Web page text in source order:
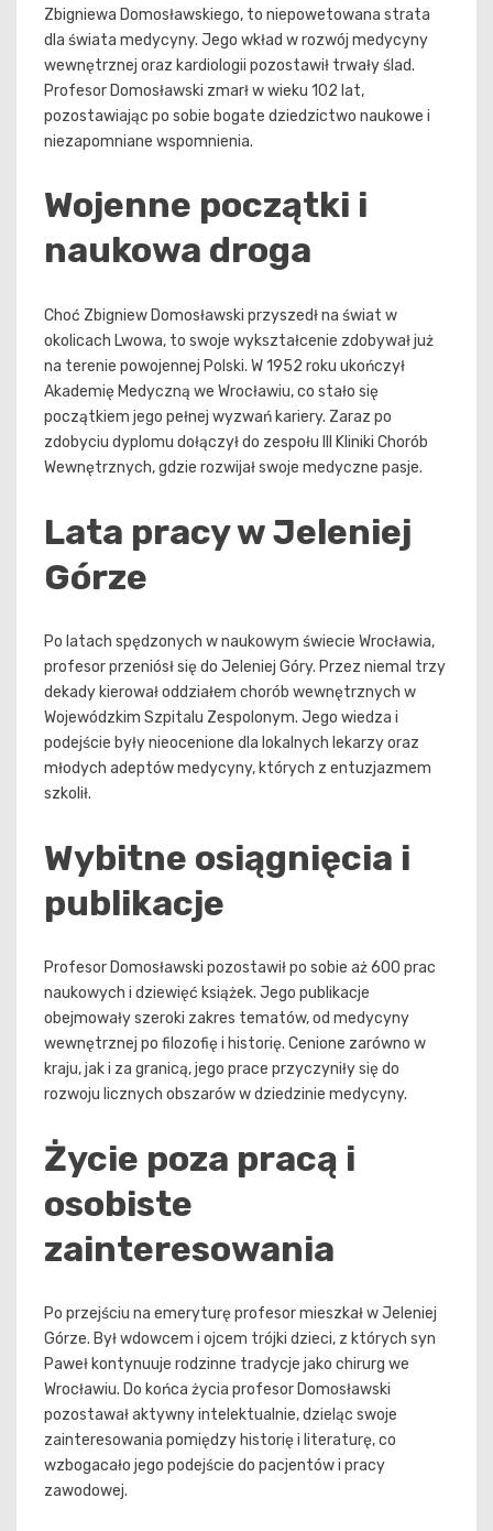
Zbigniewa Domosławskiego, to niepowetowana strata
dla świata medycyny. Jego wkład w rozwój medycyny
wewnętrznej oraz kardiologii pozostawił trwały ślad.
Profesor Domosławski zmarł w wieku 102 lat,
pozostawiając po sobie bogate dziedzictwo naukowe i
niezapomniane wspomnienia.
Wojenne początki i
naukowa droga
Choć Zbigniew Domosławski przyszedł na świat w
okolicach Lwowa, to swoje wykształcenie zdobywał już
na terenie powojennej Polski. W 1952 roku ukończył
Akademię Medyczną we Wrocławiu, co stało się
początkiem jego pełnej wyzwań kariery. Zaraz po
zdobyciu dyplomu dołączył do zespołu III Kliniki Chorób
Wewnętrznych, gdzie rozwijał swoje medyczne pasje.
Lata pracy w Jeleniej
Górze
Po latach spędzonych w naukowym świecie Wrocławia,
profesor przeniósł się do Jeleniej Góry. Przez niemal trzy
dekady kierował oddziałem chorób wewnętrznych w
Wojewódzkim Szpitalu Zespolonym. Jego wiedza i
podejście były nieocenione dla lokalnych lekarzy oraz
młodych adeptów medycyny, których z entuzjazmem
szkolił.
Wybitne osiągnięcia i
publikacje
Profesor Domosławski pozostawił po sobie aż 600 prac
naukowych i dziewięć książek. Jego publikacje
obejmowały szeroki zakres tematów, od medycyny
wewnętrznej po filozofię i historię. Cenione zarówno w
kraju, jak i za granicą, jego prace przyczyniły się do
rozwoju licznych obszarów w dziedzinie medycyny.
Życie poza pracą i
osobiste
zainteresowania
Po przejściu na emeryturę profesor mieszkał w Jeleniej
Górze. Był wdowcem i ojcem trójki dzieci, z których syn
Paweł kontynuuje rodzinne tradycje jako chirurg we
Wrocławiu. Do końca życia profesor Domosławski
pozostawał aktywny intelektualnie, dzieląc swoje
zainteresowania pomiędzy historię i literaturę, co
wzbogacało jego podejście do pacjentów i pracy
zawodowej.